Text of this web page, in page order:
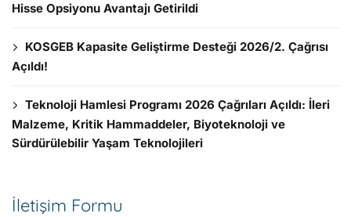
Hisse Opsiyonu Avantajı Getirildi
KOSGEB Kapasite Geliştirme Desteği 2026/2. Çağrısı
Açıldı!
Teknoloji Hamlesi Programı 2026 Çağrıları Açıldı: İleri
Malzeme, Kritik Hammaddeler, Biyoteknoloji ve
Sürdürülebilir Yaşam Teknolojileri
İletişim Formu